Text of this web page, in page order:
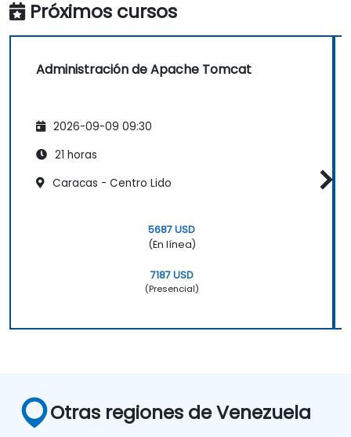
Próximos cursos
Administración de Apache Tomcat
2026-09-09 09:30
21 horas
Caracas - Centro Lido
5687 USD
(En línea)
7187 USD
(Presencial)
Otras regiones de Venezuela